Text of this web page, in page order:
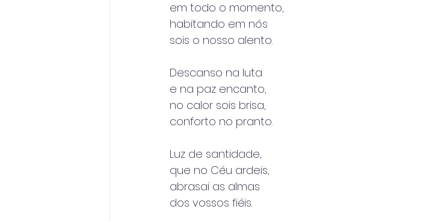
em todo o momento,
habitando em nós
sois o nosso alento.
Descanso na luta
e na paz encanto,
no calor sois brisa,
conforto no pranto.
Luz de santidade,
que no Céu ardeis,
abrasai as almas
dos vossos fiéis.